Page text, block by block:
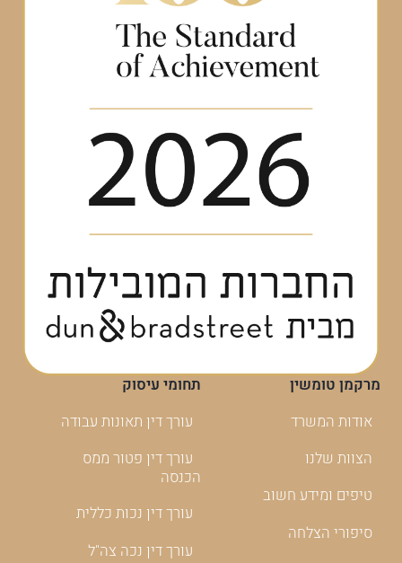
מרקמן טומשין
אודות המשרד
הצוות שלנו
טיפים ומידע חשוב
סיפורי הצלחה
תחומי עיסוק
עורך דין תאונות עבודה
עורך דין פטור ממס
הכנסה
עורך דין נכות כללית
עורך דין נכה צה"ל